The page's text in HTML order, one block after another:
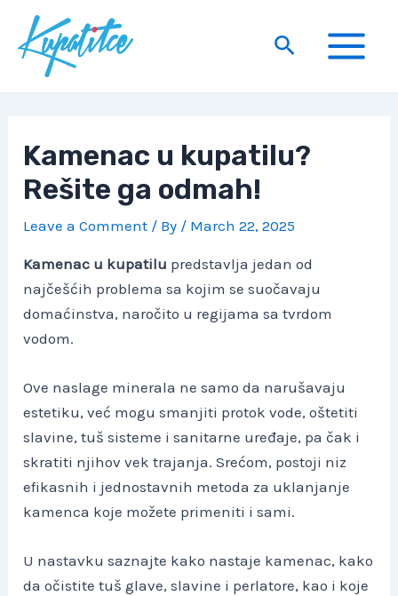
content
Search
Main
Kamenac u kupatilu?
Rešite ga odmah!
Leave a Comment / By / March 22, 2025
Kamenac u kupatilu predstavlja jedan od
najčešćih problema sa kojim se suočavaju
domaćinstva, naročito u regijama sa tvrdom
vodom.
Ove naslage minerala ne samo da narušavaju
estetiku, već mogu smanjiti protok vode, oštetiti
slavine, tuš sisteme i sanitarne uređaje, pa čak i
skratiti njihov vek trajanja. Srećom, postoji niz
efikasnih i jednostavnih metoda za uklanjanje
kamenca koje možete primeniti i sami.
U nastavku saznajte kako nastaje kamenac, kako
da očistite tuš glave, slavine i perlatore, kao i koje